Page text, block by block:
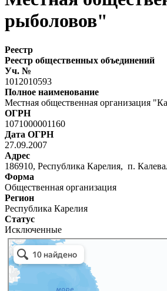
рыболовов"
Реестр
Реестр общественных объединений
Уч. №
1012010593
Полное наименование
Местная общественная организация
ОГРН
1071000001160
Дата ОГРН
27.09.2007
Адрес
186910, Республика Карелия, п.
Форма
Общественная организация
Регион
Республика Карелия
Статус
Исключенные